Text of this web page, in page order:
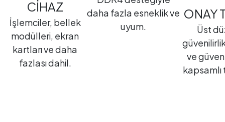
CİHAZ
İşlemciler, bellek
modülleri, ekran
kartları ve daha
fazlası dahil.
daha fazla esneklik ve
uyum.
ONAY
Üst
ve